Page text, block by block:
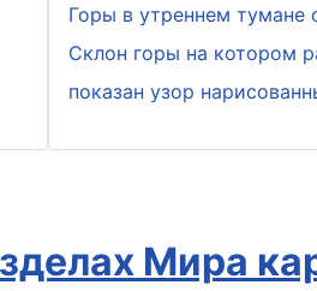
Горы в утреннем
Склон горы на котором
показан узор
Мира